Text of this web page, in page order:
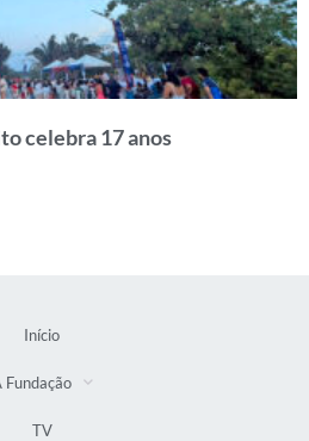
celebra 17 anos
Início
Fundação
TV